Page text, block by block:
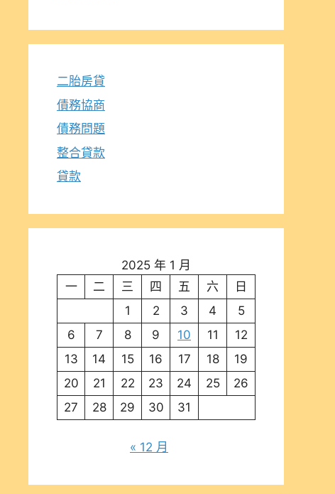
二胎房貸
債務協商
債務問題
整合貸款
貸款
2025 年 1 月
一
二 三 四 五 六
日
1
2 3 4
5
6
7 8 9 10 11
12
13
14 15 16 17 18
19
20
21 22 23 24 25
26
27
28 29 30 31
« 12 月